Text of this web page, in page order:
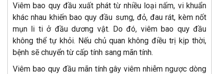
Viêm bao quy đầu xuất phát từ nhiều loại nấm, vi khuẩn
khác nhau khiến bao quy đầu sưng, đỏ, đau rát, kèm nốt
mụn li ti ở đầu dương vật. Do đó, viêm bao quy đầu
không thể tự khỏi. Nếu chủ quan không điều trị kịp thời,
bệnh sẽ chuyển từ cấp tính sang mãn tính.
Viêm bao quy đầu mãn tính gây viêm nhiễm ngược dòng